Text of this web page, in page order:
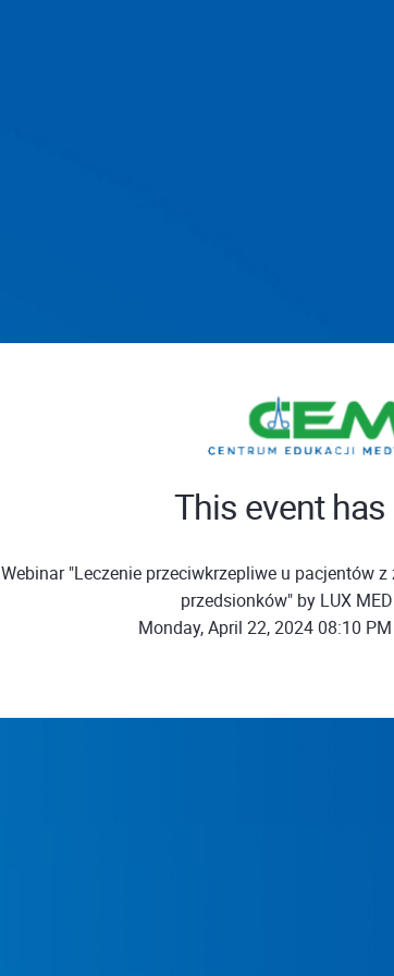
This event
Webinar "Leczenie przeciwkrzepliwe u pacjentów
przedsionków" by LUX
Monday, April 22, 2024 08:10